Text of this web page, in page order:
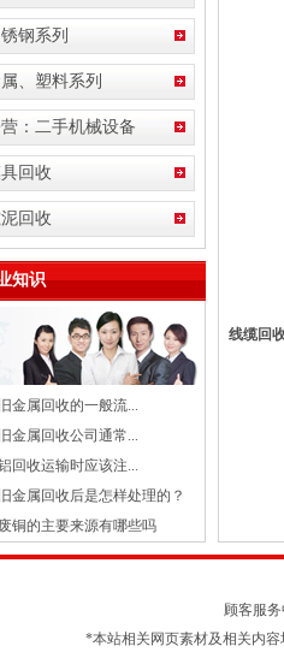
钢系列
、塑料系列
：二手机械设备
回收
回收
知识
金属回收的一般流...
金属回收公司通常...
回收运输时应该注...
金属回收后是怎样处理的？
铜的主要来源有哪些吗
线缆回
顾客服务
*本站相关网页素材及相关内